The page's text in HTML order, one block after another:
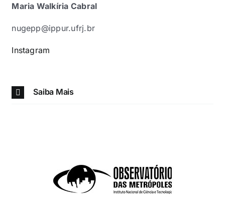
Maria Walkíria Cabral
nugepp@ippur.ufrj.br
Instagram
Saiba Mais